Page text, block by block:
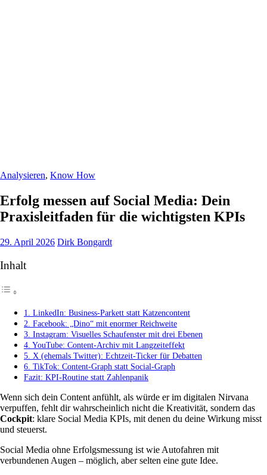
Analysieren, Know How
Erfolg messen auf Social Media: Dein
Praxisleitfaden für die wichtigsten KPIs
29. April 2026 Dirk Bongardt
Inhalt
1. LinkedIn: Business-Parkett statt Katzencontent
2. Facebook: „Dino“ mit enormer Reichweite
3. Instagram: Visuelles Schaufenster mit drei Ebenen
4. YouTube: Content-Archiv mit Langzeiteffekt
5. X (ehemals Twitter): Echtzeit-Ticker für Debatten
6. TikTok: Content-Graph statt Social-Graph
Fazit: KPI-Routine statt Zahlenpanik
Wenn sich dein Content anfühlt, als würde er im digitalen Nirvana
verpuffen, fehlt dir wahrscheinlich nicht die Kreativität, sondern das
Cockpit: klare Social Media KPIs, mit denen du deine Wirkung misst
und steuerst.
Social Media ohne Erfolgsmessung ist wie Autofahren mit
verbundenen Augen – möglich, aber selten eine gute Idee.